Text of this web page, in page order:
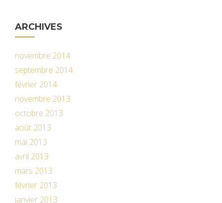
ARCHIVES
novembre 2014
septembre 2014
février 2014
novembre 2013
octobre 2013
août 2013
mai 2013
avril 2013
mars 2013
février 2013
janvier 2013